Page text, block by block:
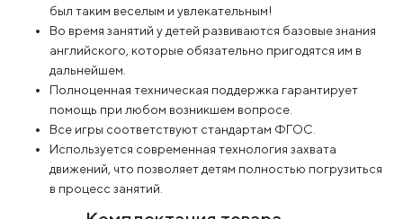
был таким веселым и увлекательным!
Во время занятий у детей развиваются базовые знания
английского, которые обязательно пригодятся им в
дальнейшем.
Полноценная техническая поддержка гарантирует
помощь при любом возникшем вопросе.
Все игры соответствуют стандартам ФГОС.
Используется современная технология захвата
движений, что позволяет детям полностью погрузиться
в процесс занятий.